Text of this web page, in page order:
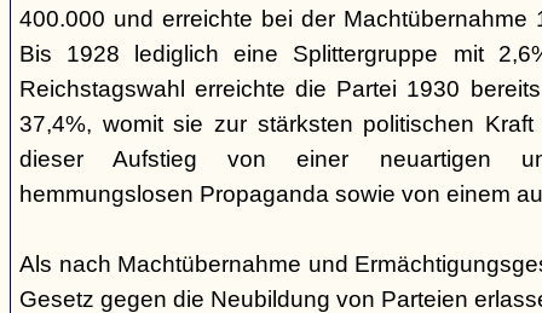
400.000 und erreichte bei der Machtübernahme
Bis 1928 lediglich eine Splittergruppe mit
Reichstagswahl erreichte die Partei 1930
37,4%, womit sie zur stärksten politischen
dieser Aufstieg von einer neuartigen
hemmungslosen Propaganda sowie von einem
Als nach Machtübernahme und
Gesetz gegen die Neubildung von Parteien